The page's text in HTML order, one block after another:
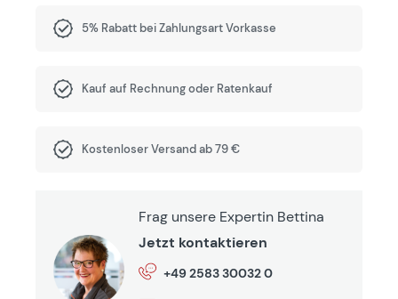
5% Rabatt bei Zahlungsart Vorkasse
Kauf auf Rechnung oder Ratenkauf
Kostenloser Versand ab 79 €
Frag unsere Expertin Bettina
Jetzt kontaktieren
+49 2583 30032 0